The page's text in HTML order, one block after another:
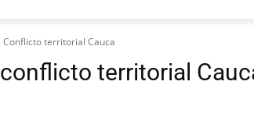
Conflicto territorial Cauca
conflicto territorial